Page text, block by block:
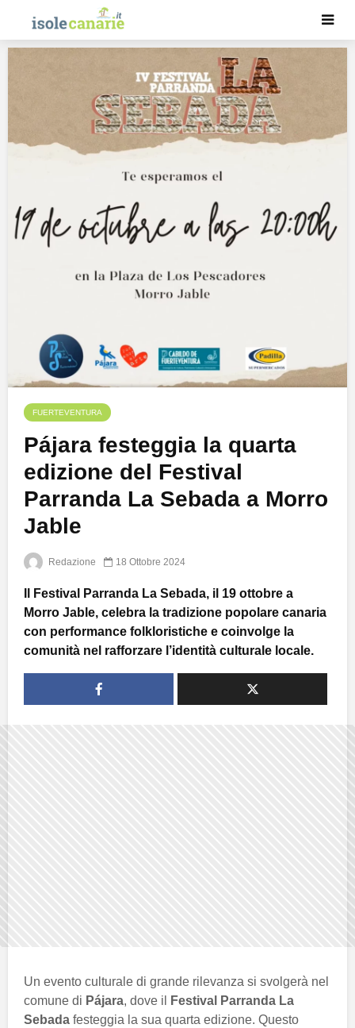
FUERTEVENTURA
Pájara festeggia la quarta
edizione del Festival
Parranda La Sebada a Morro
Jable
Redazione 18 Ottobre 2024
Il Festival Parranda La Sebada, il 19 ottobre a
Morro Jable, celebra la tradizione popolare canaria
con performance folkloristiche e coinvolge la
comunità nel rafforzare l’identità culturale locale.
Un evento culturale di grande rilevanza si svolgerà nel
comune di Pájara, dove il
Festival Parranda La
Sebada festeggia la sua quarta edizione. Questo